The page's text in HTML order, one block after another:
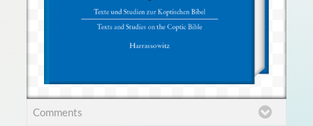
Comments